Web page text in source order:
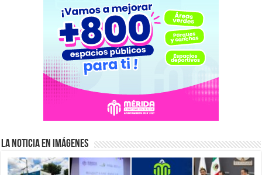
La Noticia en Imágenes